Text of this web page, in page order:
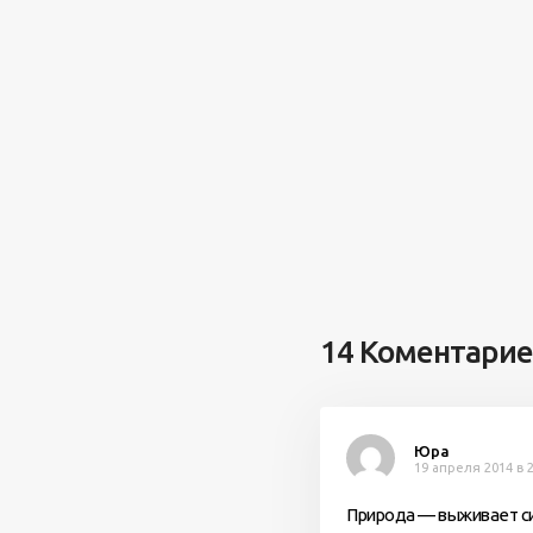
14
Юра
19 апреля 2014 в
Природа — выживает